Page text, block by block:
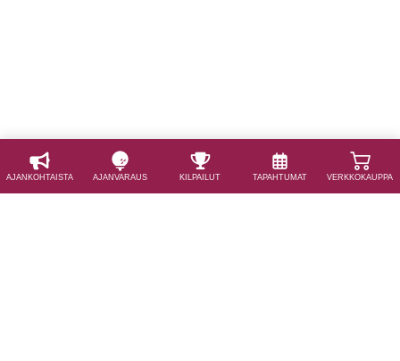
AJAN­KOHTAISTA AJAN­VARAUS KILPAILUT TAPAHTUMAT VERKKOKAUPPA